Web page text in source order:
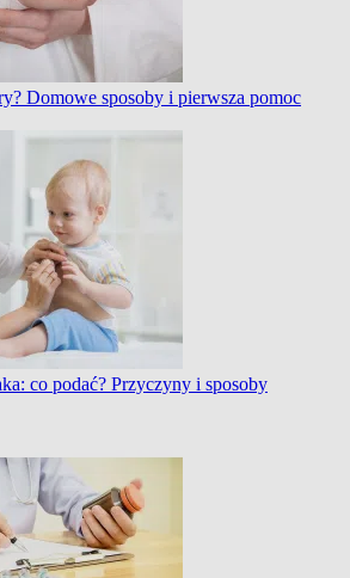
Domowe sposoby i pierwsza pomoc
co podać? Przyczyny i sposoby